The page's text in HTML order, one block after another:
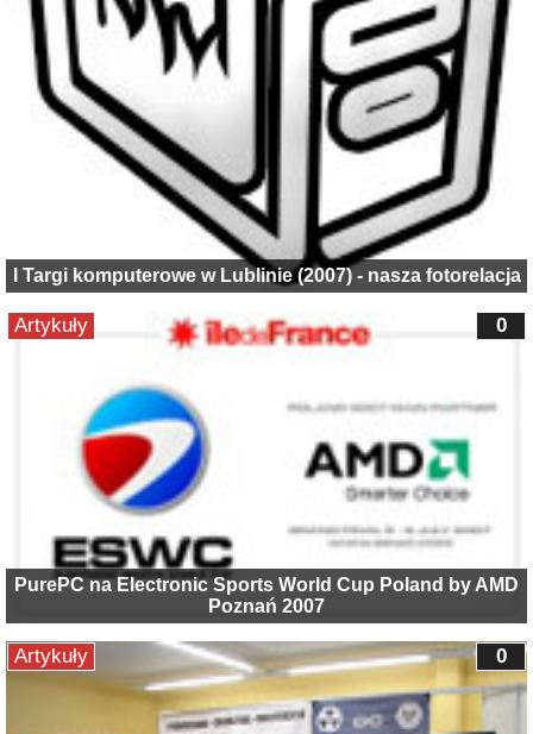
I Targi komputerowe w Lublinie (2007) - nasza fotorelacja
PurePC na Electronic Sports World Cup Poland by AMD
Poznań 2007
0
Artykuły
0
Artykuły